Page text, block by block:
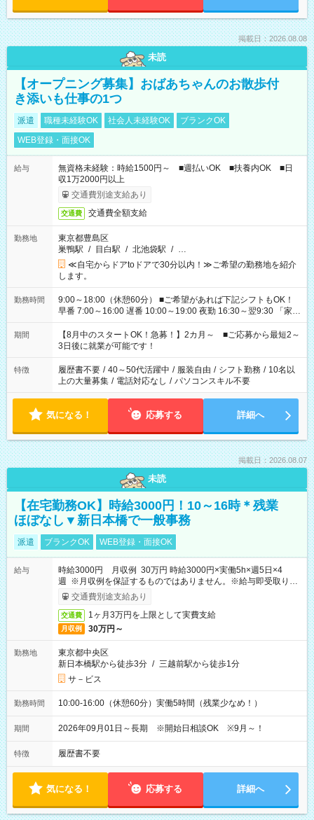
掲載日：2026.08.08
未読
【オープニング募集】おばあちゃんのお散歩付
き添いも仕事の1つ
派遣 職種未経験OK 社会人未経験OK
ブランクOK
WEB登録・面接OK
給与
無資格未経験：時給1500円～ ■週払いOK ■扶養内OK ■日
収1万2000円以上
交通費別途支給あり
交通費 交通費全額支給
勤務地
東京都豊島区
巣鴨駅 / 目白駅 / 北池袋駅 / …
≪自宅からドアtoドアで30分以内！≫ご希望の勤務地を紹介
します。
勤務時間
9:00～18:00（休憩60分） ■ご希望があれば下記シフトもOK！
早番 7:00～16:00 遅番 10:00～19:00 夜勤 16:30～翌9:30 「家族
と休みを合わせたい」 「余裕を持って夕飯の準備がしたい」
「できれば残業はしたくない」 など、ご希望を教えてください
ね。 ※Wワーク希望の方へ 今ご覧のお仕事で希望する勤務時間
と、もう1つのお仕事の勤務時間。 合計で週40時間を超える場
合は応募できません。
期間
【8月中のスタートOK！急募！】2カ月～ ■ご応募から最短2～
3日後に就業が可能です！
特徴 履歴書不要 / 40～50代活躍中 / 服装自由 / シフト勤務 / 10名以
上の大量募集 / 電話対応なし / パソコンスキル不要
気になる！ 応募する 詳細へ
掲載日：2026.08.07
未読
【在宅勤務OK】時給3000円！10～16時＊残業
ほぼなし▼新日本橋で一般事務
派遣 ブランクOK WEB登録・面接OK
給与
時給3000円 月収例 30万円 時給3000円×実働5h×週5日×4
週 ※月収例を保証するものではありません。※給与即受取りサ
ービス利用可（利用条件有）
交通費別途支給あり
交通費 1ヶ月3万円を上限として実費支給
月収例 30万円～
勤務地
東京都中央区
新日本橋駅から徒歩3分 / 三越前駅から徒歩1分
サ－ビス
勤務時間 10:00-16:00（休憩60分）実働5時間（残業少なめ！）
期間 2026年09月01日～長期 ※開始日相談OK ※9月～！
特徴 履歴書不要
気になる！ 応募する 詳細へ